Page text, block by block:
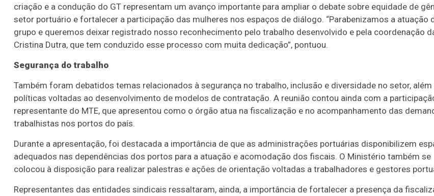
criação e a condução do GT representam um avanço importante para ampliar o debate sobre equidade de
setor portuário e fortalecer a participação das mulheres nos espaços de diálogo. “Parabenizamos a atuação
grupo e queremos deixar registrado nosso reconhecimento pelo trabalho desenvolvido e pela coordenação
Cristina Dutra, que tem conduzido esse processo com muita dedicação”, pontuou.
Segurança do trabalho
Também foram debatidos temas relacionados à segurança no trabalho, inclusão e diversidade no setor, além
políticas voltadas ao desenvolvimento de modelos de contratação. A reunião contou ainda com a
representante do MTE, que apresentou como o órgão atua na fiscalização e no acompanhamento das
trabalhistas nos portos do país.
Durante a apresentação, foi destacada a importância de que as administrações portuárias disponibilizem
adequados nas dependências dos portos para a atuação e acomodação dos fiscais. O Ministério também se
colocou à disposição para realizar palestras e ações de orientação voltadas a trabalhadores e gestores
Representantes das entidades sindicais ressaltaram, ainda, a importância de fortalecer a presença da